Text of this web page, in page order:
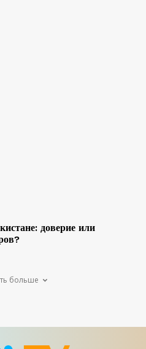
доверие или
больше